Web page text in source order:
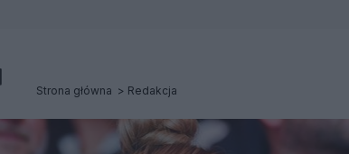
Strona główna Redakcja